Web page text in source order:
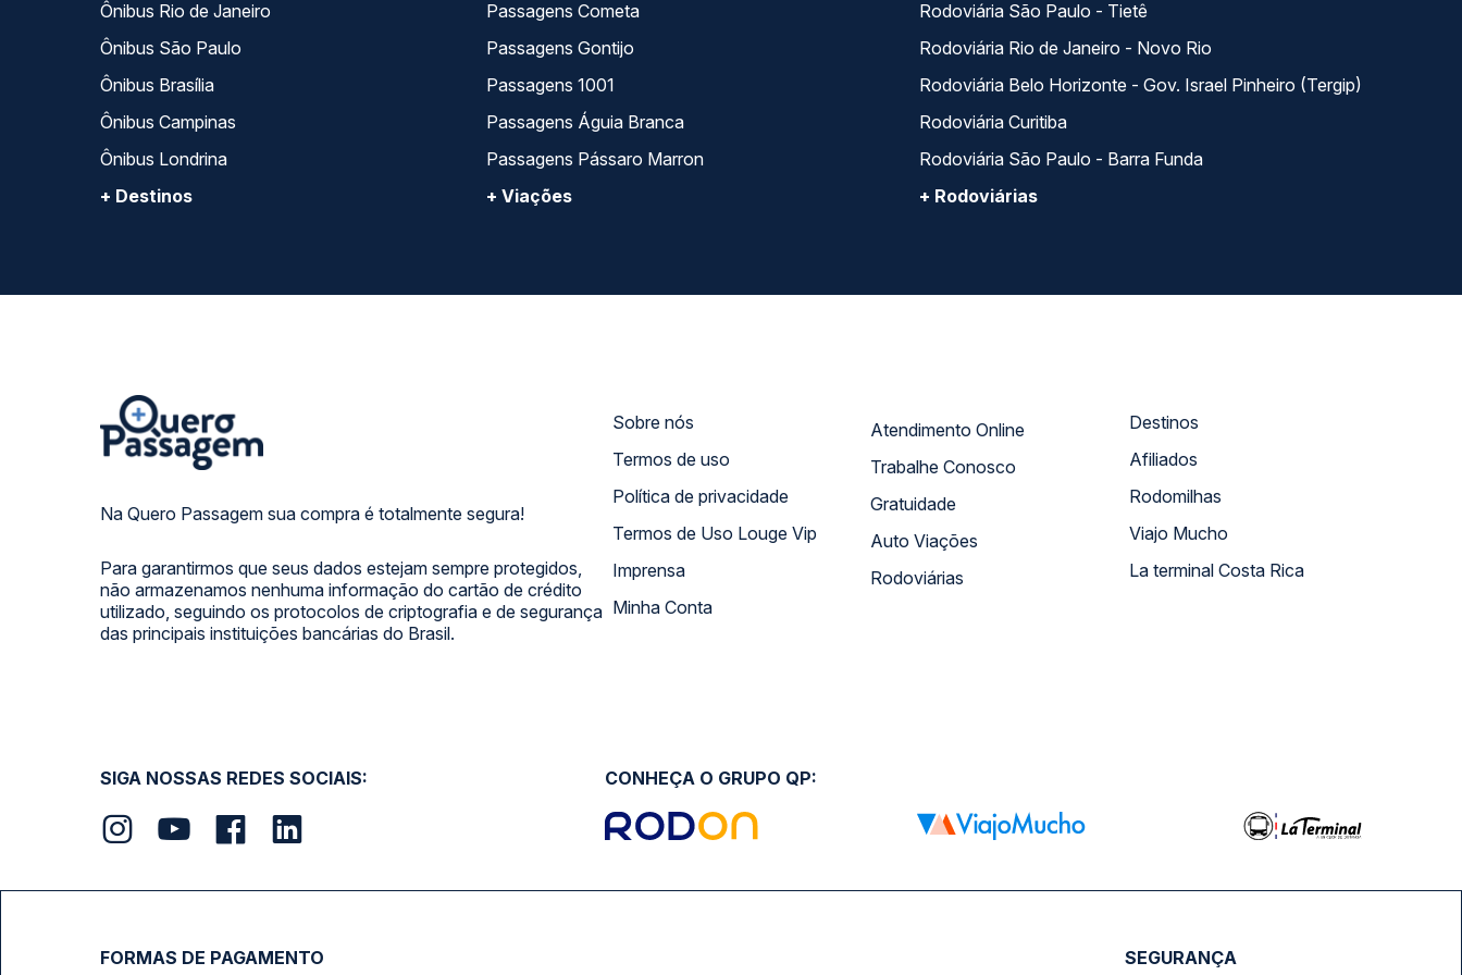
Ônibus Rio de Janeiro
Ônibus São Paulo
Ônibus Brasília
Ônibus Campinas
Ônibus Londrina
+ Destinos
Passagens Cometa
Passagens Gontijo
Passagens 1001
Passagens Águia Branca
Passagens Pássaro Marron
+ Viações
Rodoviária São Paulo - Tietê
Rodoviária Rio de Janeiro - Novo Rio
Rodoviária Belo Horizonte - Gov. Israel Pinheiro (Tergip)
Rodoviária Curitiba
Rodoviária São Paulo - Barra Funda
+ Rodoviárias
Na Quero Passagem sua compra é totalmente segura!
Para garantirmos que seus dados estejam sempre protegidos,
não armazenamos nenhuma informação do cartão de crédito
utilizado, seguindo os protocolos de criptografia e de segurança
das principais instituições bancárias do Brasil.
Sobre nós
Termos de uso
Política de privacidade
Termos de Uso Louge Vip
Imprensa
Minha Conta
Atendimento Online
Trabalhe Conosco
Gratuidade
Auto Viações
Rodoviárias
Destinos
Afiliados
Rodomilhas
Viajo Mucho
La terminal Costa Rica
SIGA NOSSAS REDES SOCIAIS: CONHEÇA O GRUPO QP:
FORMAS DE PAGAMENTO SEGURANÇA